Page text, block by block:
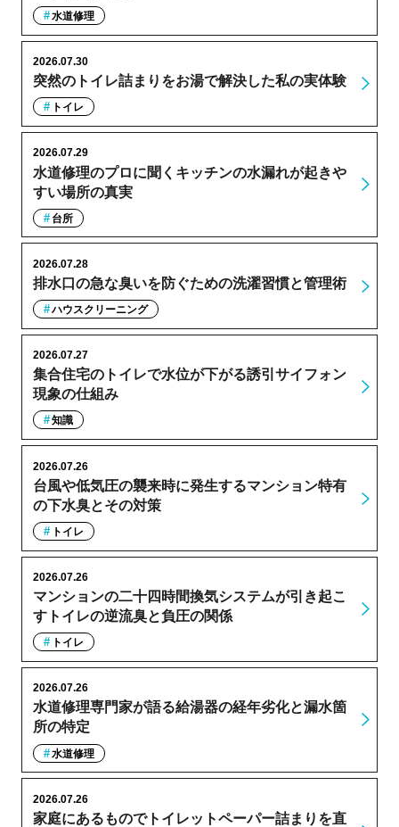
水道修理
突然のトイレ詰まりをお湯で解決した私の実体験
2026.07.30
トイレ
水道修理のプロに聞くキッチンの水漏れが起きや
すい場所の真実
2026.07.29
台所
排水口の急な臭いを防ぐための洗濯習慣と管理術
2026.07.28
ハウスクリーニング
集合住宅のトイレで水位が下がる誘引サイフォン
現象の仕組み
2026.07.27
知識
台風や低気圧の襲来時に発生するマンション特有
の下水臭とその対策
2026.07.26
トイレ
マンションの二十四時間換気システムが引き起こ
すトイレの逆流臭と負圧の関係
2026.07.26
トイレ
水道修理専門家が語る給湯器の経年劣化と漏水箇
所の特定
2026.07.26
水道修理
家庭にあるものでトイレットペーパー詰まりを直
2026.07.26